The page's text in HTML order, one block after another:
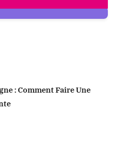
: Comment Faire Une